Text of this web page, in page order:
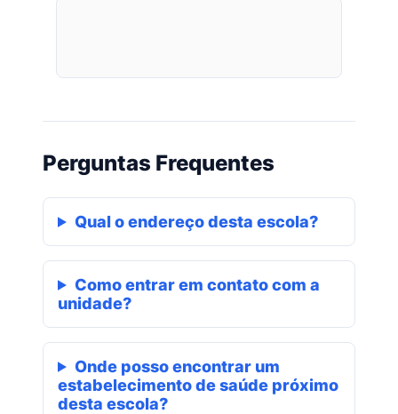
Perguntas Frequentes
Qual o endereço desta escola?
Como entrar em contato com a
unidade?
Onde posso encontrar um
estabelecimento de saúde próximo
desta escola?